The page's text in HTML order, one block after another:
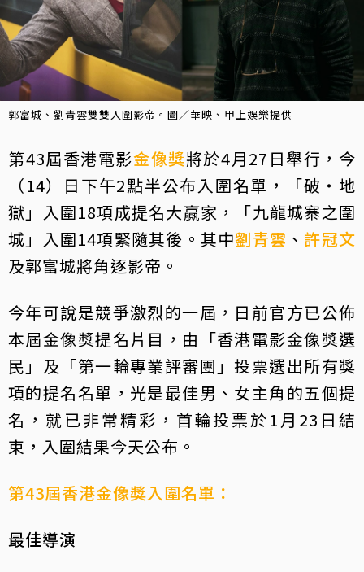
郭富城、劉青雲雙雙入圍影帝。圖／華映、甲上娛樂提供
第43屆香港電影金像獎將於4月27日舉行，今
（14）日下午2點半公布入圍名單，「破・地
獄」入圍18項成提名大贏家，「九龍城寨之圍
城」入圍14項緊隨其後。其中劉青雲 、 許冠文
及郭富城將角逐影帝。
今年可說是競爭激烈的一屆，日前官方已公佈
本屆金像獎提名片目，由「香港電影金像獎選
民」及「第一輪專業評審團」投票選出所有獎
項的提名名單，光是最佳男、女主角的五個提
名，就已非常精彩，首輪投票於1月23日結
束，入圍結果今天公布。
第43屆香港金像獎入圍名單：
最佳導演